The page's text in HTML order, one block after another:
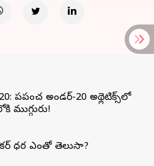
ప్రపంచ అండర్-20 అథ్లెటిక్స్‌లో
ముగ్గురు!
ధర ఎంతో తెలుసా?